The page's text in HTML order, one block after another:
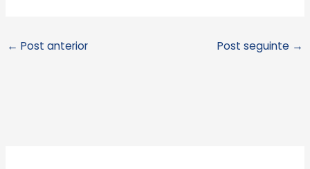
← Post anterior Post seguinte →